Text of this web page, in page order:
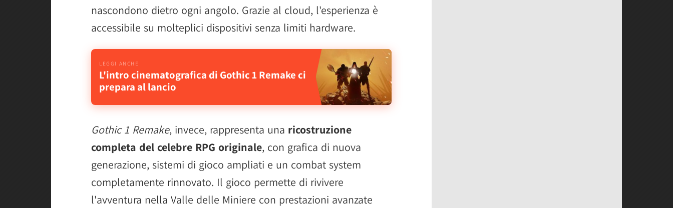
nascondono dietro ogni angolo. Grazie al cloud, l'esperienza è
accessibile su molteplici dispositivi senza limiti hardware.
L'intro cinematografica di Gothic 1 Remake ci
prepara al lancio
Gothic 1 Remake, invece, rappresenta una ricostruzione
completa del celebre RPG originale, con grafica di nuova
generazione, sistemi di gioco ampliati e un combat system
completamente rinnovato. Il gioco permette di rivivere
l'avventura nella Valle delle Miniere con prestazioni avanzate